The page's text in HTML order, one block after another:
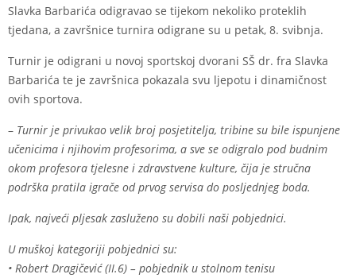
Slavka Barbarića odigravao se tijekom nekoliko proteklih
tjedana, a završnice turnira odigrane su u petak, 8. svibnja.
Turnir je odigrani u novoj sportskoj dvorani SŠ dr. fra Slavka
Barbarića te je završnica pokazala svu ljepotu i dinamičnost
ovih sportova.
– Turnir je privukao velik broj posjetitelja, tribine su bile ispunjene
učenicima i njihovim profesorima, a sve se odigralo pod budnim
okom profesora tjelesne i zdravstvene kulture, čija je stručna
podrška pratila igrače od prvog servisa do posljednjeg boda.
Ipak, najveći pljesak zasluženo su dobili naši pobjednici.
U muškoj kategoriji pobjednici su:
• Robert Dragičević (II.6) – pobjednik u stolnom tenisu